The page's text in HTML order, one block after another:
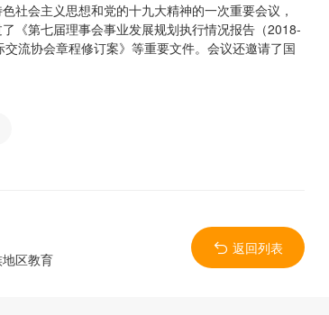
社会主义思想和党的十九大精神的一次重要会议，
《第七届理事会事业发展规划执行情况报告（2018-
流协会章程修订案》等重要文件。会议还邀请了国
区教育
返回列表